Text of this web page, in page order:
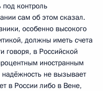
под контроль
сам об этом сказал.
особенно высокого
должны иметь счета
говоря, в Российской
иностранным
надёжность не вызывает
в России либо в Вене,